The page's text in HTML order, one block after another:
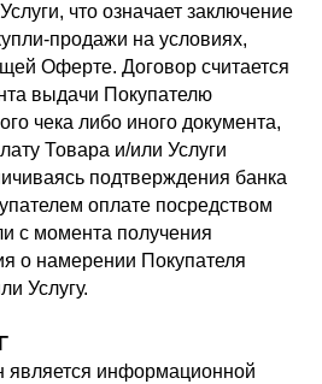
что означает заключение
продажи на условиях,
Оферте. Договор считается
выдачи Покупателю
чека либо иного документа,
Товара и/или Услуги
подтверждения банка
оплате посредством
с момента получения
о намерении Покупателя
Услугу.
является информационной